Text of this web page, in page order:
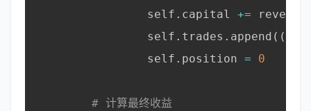
                self
. capital += revenue
                self
. trades . append ( (
                self
. position = 0
# 计算最终收益